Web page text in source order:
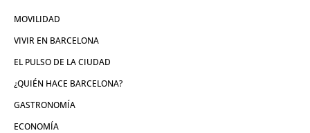
MOVILIDAD
VIVIR EN BARCELONA
EL PULSO DE LA CIUDAD
¿QUIÉN HACE BARCELONA?
GASTRONOMÍA
ECONOMÍA